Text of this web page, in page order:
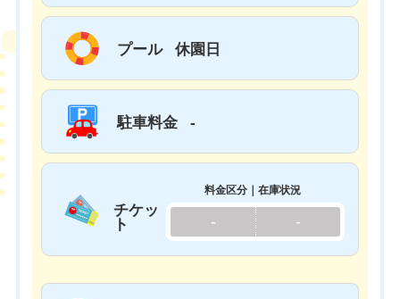
プール 休園日
駐車料金 -
チケッ
ト
料金区分｜在庫状況
- -